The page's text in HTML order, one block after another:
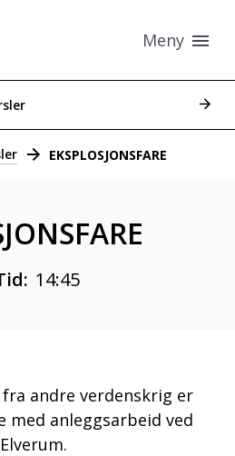
Meny
Se
EKSPLOSJONSFARE
14:45
andre verdenskrig er
anleggsarbeid ved